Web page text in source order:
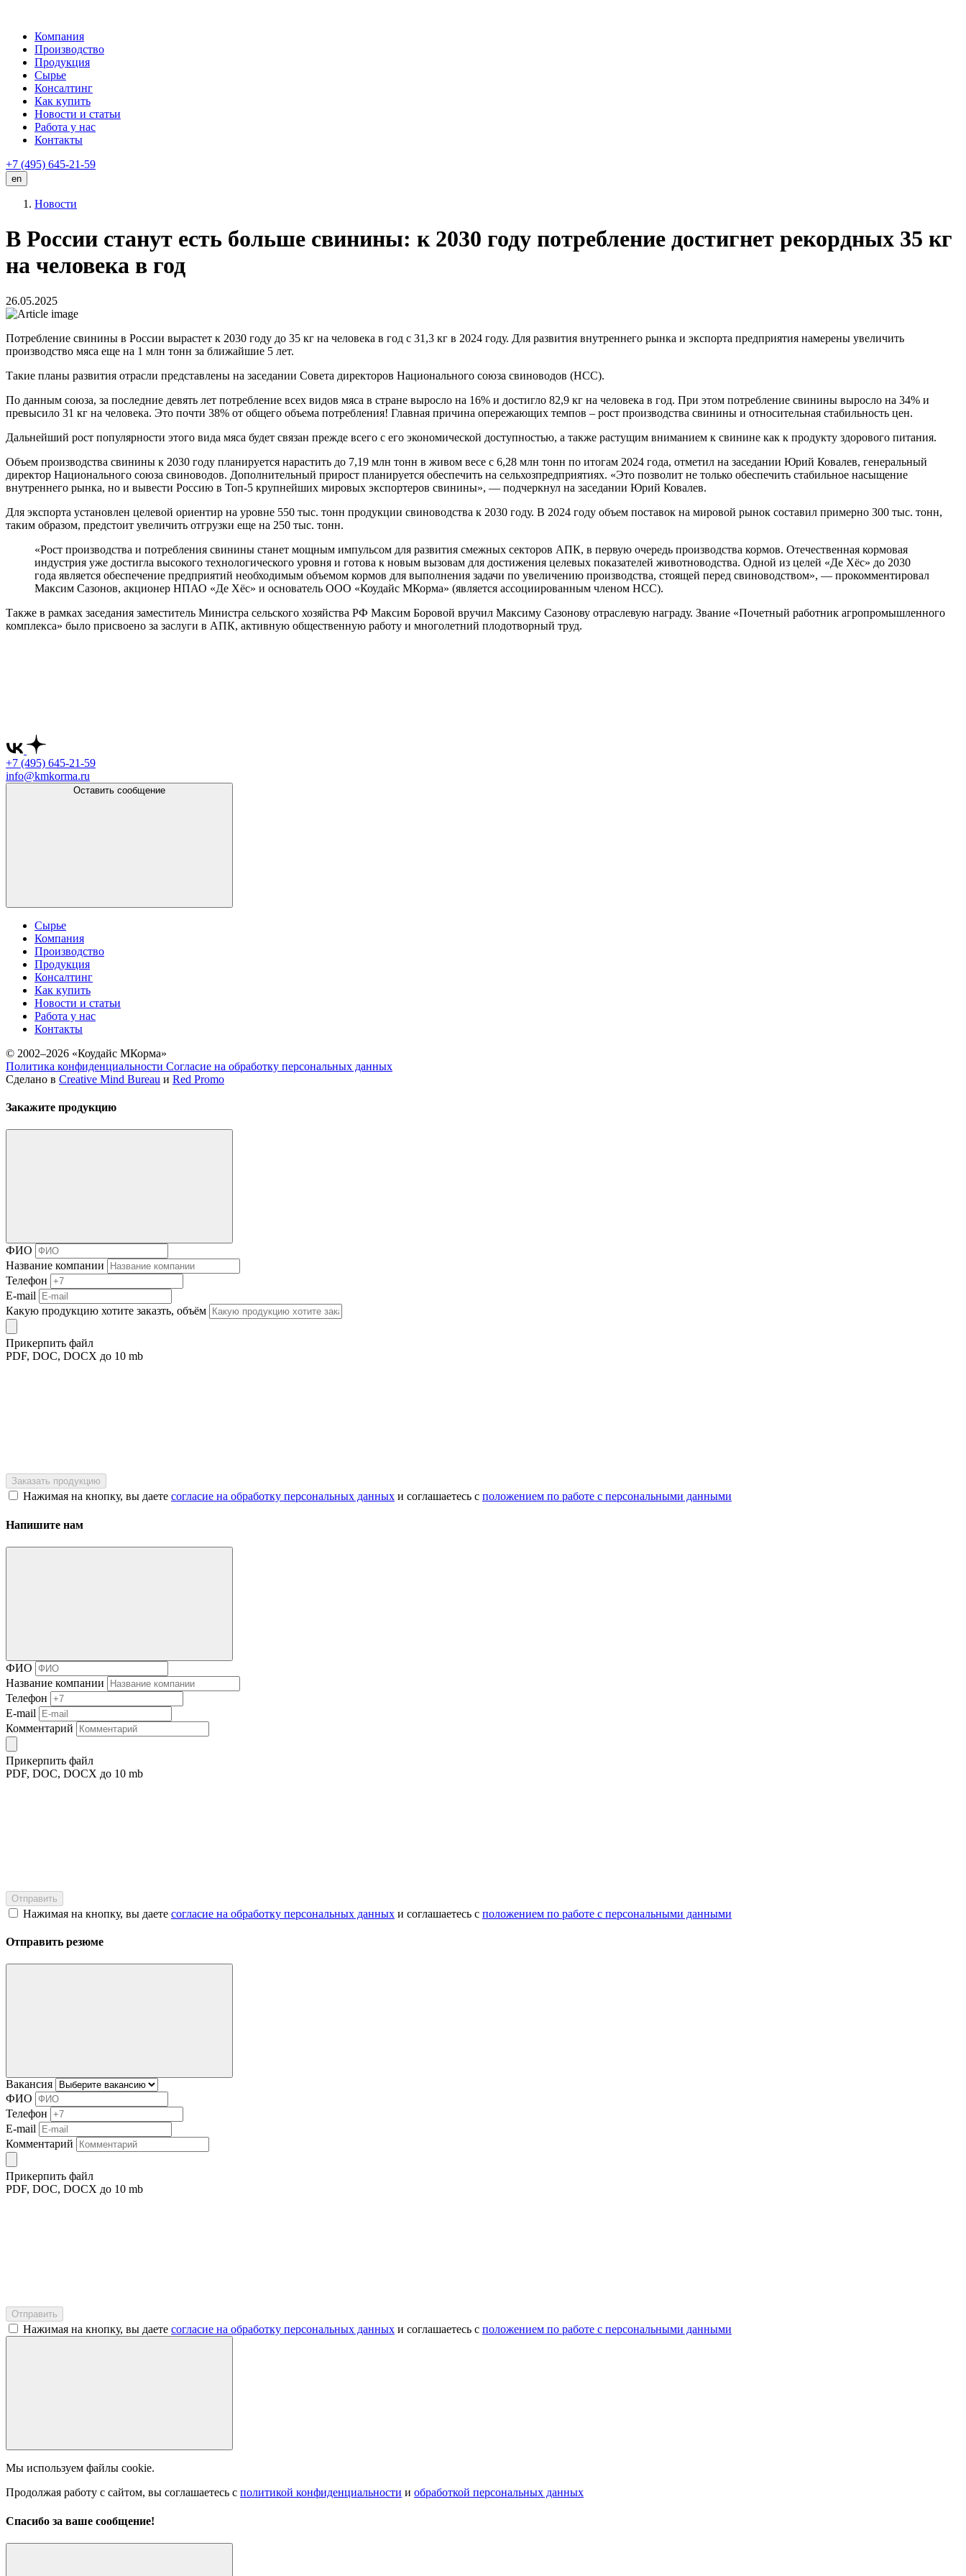
Компания
Производство
Продукция
Сырье
Консалтинг
Как купить
Новости и статьи
Работа у нас
Контакты
+7 (495) 645-21-59
en
Новости
В России станут есть больше свинины: к 2030 году потребление достигнет рекордных 35 кг
на человека в год
26.05.2025
Потребление свинины в России вырастет к 2030 году до 35 кг на человека в год с 31,3 кг в 2024 году. Для развития внутреннего рынка и экспорта предприятия намерены увеличить
производство мяса еще на 1 млн тонн за ближайшие 5 лет.
Такие планы развития отрасли представлены на заседании Совета директоров Национального союза свиноводов (НСС).
По данным союза, за последние девять лет потребление всех видов мяса в стране выросло на 16% и достигло 82,9 кг на человека в год. При этом потребление свинины выросло на 34% и
превысило 31 кг на человека. Это почти 38% от общего объема потребления! Главная причина опережающих темпов – рост производства свинины и относительная стабильность цен.
Дальнейший рост популярности этого вида мяса будет связан прежде всего с его экономической доступностью, а также растущим вниманием к свинине как к продукту здорового питания.
Объем производства свинины к 2030 году планируется нарастить до 7,19 млн тонн в живом весе с 6,28 млн тонн по итогам 2024 года, отметил на заседании Юрий Ковалев, генеральный
директор Национального союза свиноводов. Дополнительный прирост планируется обеспечить на сельхозпредприятиях. «Это позволит не только обеспечить стабильное насыщение
внутреннего рынка, но и вывести Россию в Топ-5 крупнейших мировых экспортеров свинины», — подчеркнул на заседании Юрий Ковалев.
Для экспорта установлен целевой ориентир на уровне 550 тыс. тонн продукции свиноводства к 2030 году. В 2024 году объем поставок на мировой рынок составил примерно 300 тыс. тонн,
таким образом, предстоит увеличить отгрузки еще на 250 тыс. тонн.
«Рост производства и потребления свинины станет мощным импульсом для развития смежных секторов АПК, в первую очередь производства кормов. Отечественная кормовая
индустрия уже достигла высокого технологического уровня и готова к новым вызовам для достижения целевых показателей животноводства. Одной из целей «Де Хёс» до 2030
года является обеспечение предприятий необходимым объемом кормов для выполнения задачи по увеличению производства, стоящей перед свиноводством», — прокомментировал
Максим Сазонов, акционер НПАО «Де Хёс» и основатель ООО «Коудайс МКорма» (является ассоциированным членом НСС).
Также в рамках заседания заместитель Министра сельского хозяйства РФ Максим Боровой вручил Максиму Сазонову отраслевую награду. Звание «Почетный работник агропромышленного
комплекса» было присвоено за заслуги в АПК, активную общественную работу и многолетний плодотворный труд.
+7 (495) 645-21-59
info@kmkorma.ru
Оставить сообщение
Сырье
Компания
Производство
Продукция
Консалтинг
Как купить
Новости и статьи
Работа у нас
Контакты
© 2002–2026 «Коудайс МКорма»
Политика конфиденциальности Согласие на обработку персональных данных
Сделано в Creative Mind Bureau и Red Promo
Закажите продукцию
ФИО
Название компании
Телефон
E-mail
Какую продукцию хотите заказть, объём
Прикерпить файл
PDF, DOC, DOCX до 10 mb
Нажимая на кнопку, вы даете согласие на обработку персональных данных и соглашаетесь c положением по работе с персональными данными
Напишите нам
ФИО
Название компании
Телефон
E-mail
Комментарий
Прикерпить файл
PDF, DOC, DOCX до 10 mb
Нажимая на кнопку, вы даете согласие на обработку персональных данных и соглашаетесь c положением по работе с персональными данными
Отправить резюме
Вакансия
ФИО
Телефон
E-mail
Комментарий
Прикерпить файл
PDF, DOC, DOCX до 10 mb
Нажимая на кнопку, вы даете согласие на обработку персональных данных и соглашаетесь c положением по работе с персональными данными
Мы используем файлы cookie.
Продолжая работу с сайтом, вы соглашаетесь с политикой конфиденциальности и обработкой персональных данных
Спасибо за ваше сообщение!